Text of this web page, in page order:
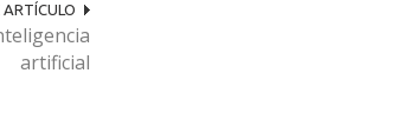
artificial